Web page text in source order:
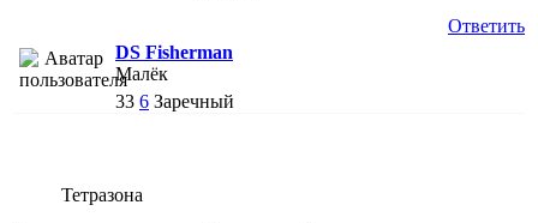
Ответить
DS Fisherman
Малёк
33 6 Заречный
Тетразона